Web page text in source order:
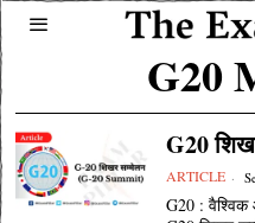
G20
G20
ARTICLE
G20 : वैश्विक